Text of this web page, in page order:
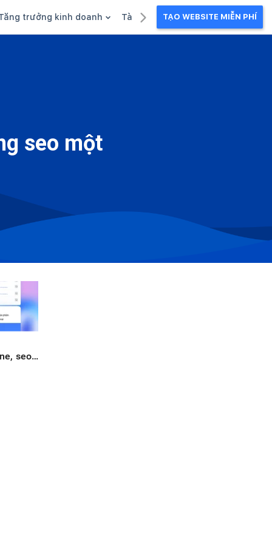
trưởng kinh doanh Tài liệu kinh doanhTẠO WEBSITE MIỄN PHÍ
seo một
seo…